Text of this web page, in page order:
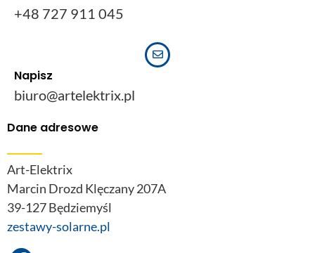
+48 727 911 045
Napisz
biuro@artelektrix.pl
Dane adresowe
Art-Elektrix
Marcin Drozd Klęczany 207A
39-127 Będziemyśl
zestawy-solarne.pl